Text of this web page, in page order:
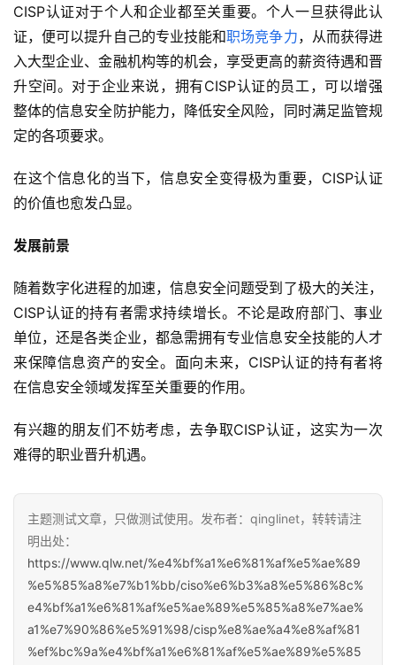
CISP认证对于个人和企业都至关重要。个人一旦获得此认
证，便可以提升自己的专业技能和职场竞争力，从而获得进
入大型企业、金融机构等的机会，享受更高的薪资待遇和晋
升空间。对于企业来说，拥有CISP认证的员工，可以增强
整体的信息安全防护能力，降低安全风险，同时满足监管规
定的各项要求。
在这个信息化的当下，信息安全变得极为重要，CISP认证
的价值也愈发凸显。
发展前景
随着数字化进程的加速，信息安全问题受到了极大的关注，
CISP认证的持有者需求持续增长。不论是政府部门、事业
单位，还是各类企业，都急需拥有专业信息安全技能的人才
来保障信息资产的安全。面向未来，CISP认证的持有者将
在信息安全领域发挥至关重要的作用。
有兴趣的朋友们不妨考虑，去争取CISP认证，这实为一次
难得的职业晋升机遇。
主题测试文章，只做测试使用。发布者：qinglinet，转转请注
明出处：
https://www.qlw.net/%e4%bf%a1%e6%81%af%e5%ae%89
%e5%85%a8%e7%b1%bb/ciso%e6%b3%a8%e5%86%8c%
e4%bf%a1%e6%81%af%e5%ae%89%e5%85%a8%e7%ae%
a1%e7%90%86%e5%91%98/cisp%e8%ae%a4%e8%af%81
%ef%bc%9a%e4%bf%a1%e6%81%af%e5%ae%89%e5%85